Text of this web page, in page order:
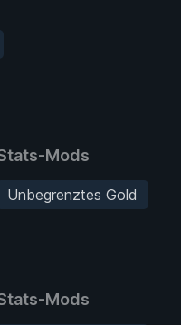
Mods
Unbegrenztes Gold
Mods